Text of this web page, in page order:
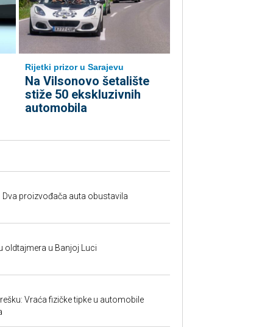
Rijetki prizor u Sarajevu
Na Vilsonovo šetalište
stiže 50 ekskluzivnih
automobila
proizvođača auta obustavila
oldtajmera u Banjoj Luci
Vraća fizičke tipke u automobile